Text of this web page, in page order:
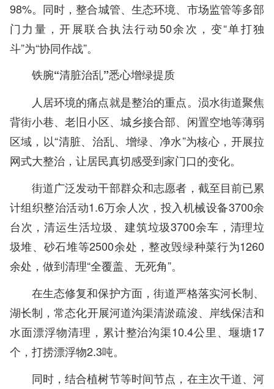
98%。同时，整合城管、生态环境、市场监管等多部
门力量，开展联合执法行动50余次，变“单打独
斗”为“协同作战”。
铁腕“清脏治乱”悉心增绿提质
人居环境的痛点就是整治的重点。涢水街道聚焦
背街小巷、老旧小区、城乡接合部、闲置空地等薄弱
区域，以“清脏、治乱、增绿、净水”为核心，开展拉
网式大整治，让居民真切感受到家门口的变化。
街道广泛发动干部群众和志愿者，截至目前已累
计组织整治活动1.6万余人次，投入机械设备3700余
台次，清运生活垃圾、建筑垃圾3700余车，清理垃
圾堆、砂石堆等2500余处，整改毁绿种菜行为1260
余处，做到清理“全覆盖、无死角”。
在生态修复和保护方面，街道严格落实河长制、
湖长制，常态化开展河道沟渠清淤疏浚、岸线保洁和
水面漂浮物清理，累计整治沟渠10.4公里、堰塘17
个，打捞漂浮物2.3吨。
同时，结合植树节等时间节点，在主次干道、河